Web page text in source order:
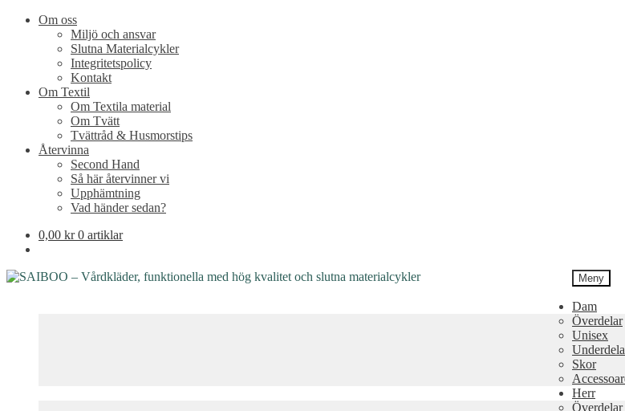
Om oss
Miljö och ansvar
Slutna Materialcykler
Integritetspolicy
Kontakt
Om Textil
Om Textila material
Om Tvätt
Tvättråd & Husmorstips
Återvinna
Second Hand
Så här återvinner vi
Upphämtning
Vad händer sedan?
0,00 kr 0 artiklar
Meny
Dam
Överdelar
Unisex
Skor
Herr
Överdelar